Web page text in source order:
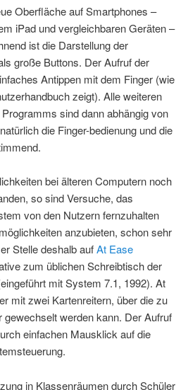
Oberfläche auf Smartphones –
iPad und vergleichbaren Geräten –
ist die Darstellung der
große Buttons. Der Aufruf der
Antippen mit dem Finger (wie
zeigt). Alle weiteren
sind dann abhängig von
die Finger-bedienung und die
bei älteren Computern noch
so sind Versuche, das
von den Nutzern fernzuhalten
anzubieten, schon sehr
Stelle deshalb aufAt Ease
zum üblichen Schreibtisch der
mit System 7.1, 1992). At
mit zwei Kartenreitern, über die zu
werden kann. Der Aufruf
einfachen Mausklick auf die
in Klassenräumen durch Schüler